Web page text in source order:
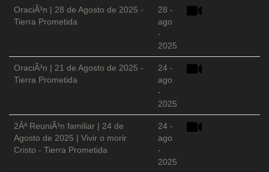
OraciÃ³n | 28 de Agosto de 2025 -
Tierra Prometida
28 -
ago
-
2025
OraciÃ³n | 21 de Agosto de 2025 -
Tierra Prometida
24 -
ago
-
2025
2Âª ReuniÃ³n familiar | 24 de
Agosto de 2025 | Vivir o morir
Cristo - Tierra Prometida
24 -
ago
-
2025